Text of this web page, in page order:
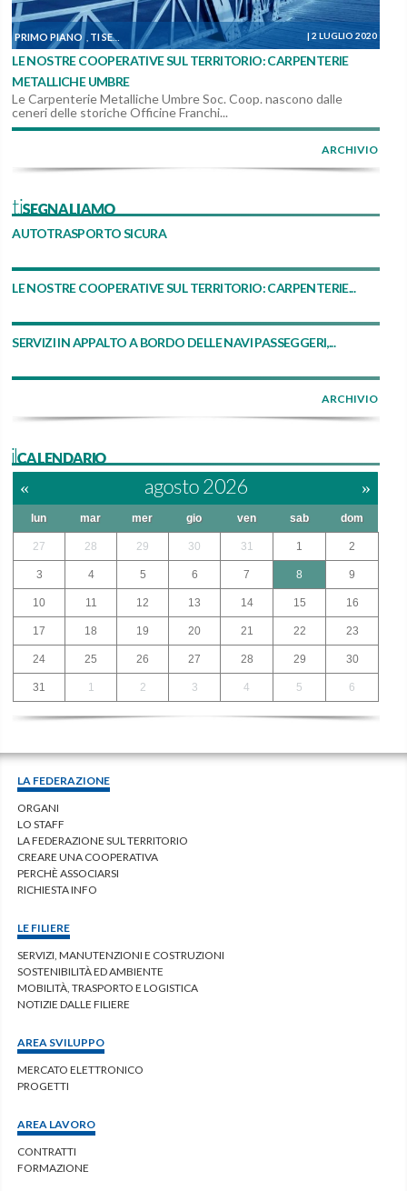
PRIMO PIANO TI SEGNALIAMO DALLE COOPERATIVE | 2 LUGLIO 2020
LE NOSTRE COOPERATIVE SUL TERRITORIO: CARPENTERIE
METALLICHE UMBRE
Le Carpenterie Metalliche Umbre Soc. Coop. nascono dalle
ceneri delle storiche Officine Franchi...
ARCHIVIO
tiSEGNALIAMO
AUTOTRASPORTO SICURA
LE NOSTRE COOPERATIVE SUL TERRITORIO: CARPENTERIE...
SERVIZI IN APPALTO A BORDO DELLE NAVI PASSEGGERI,...
ARCHIVIO
ilCALENDARIO
« agosto 2026 »
lun mar mer gio ven sab dom
27 28 29 30 31 1 2
3 4 5 6 7 8 9
10 11 12 13 14 15 16
17 18 19 20 21 22 23
24 25 26 27 28 29 30
31 1 2 3 4 5 6
LA FEDERAZIONE
ORGANI
LO STAFF
LA FEDERAZIONE SUL TERRITORIO
CREARE UNA COOPERATIVA
PERCHÈ ASSOCIARSI
RICHIESTA INFO
LE FILIERE
SERVIZI, MANUTENZIONI E COSTRUZIONI
SOSTENIBILITÀ ED AMBIENTE
MOBILITÀ, TRASPORTO E LOGISTICA
NOTIZIE DALLE FILIERE
AREA SVILUPPO
MERCATO ELETTRONICO
PROGETTI
AREA LAVORO
CONTRATTI
FORMAZIONE